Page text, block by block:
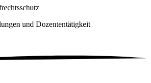
und Dozententätigkeit